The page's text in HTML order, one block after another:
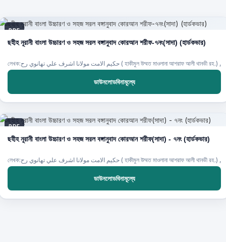
PDF
ছহীহ নূরানী বাংলা উচ্চারণ ও সহজ সরল বঙ্গানুবাদ কোরআন শরীফ-৭নং(সাদা) (হার্ডকভার)
লেখক:حكيم الامت مولانا اشرف علي تهانوي رح ( হাকীমুল উম্মত মাওলানা আশরাফ আলী থানভী রহ.) ,
ডাউনলোডবিনামূল্যে
PDF
ছহীহ নূরানী বাংলা উচ্চারণ ও সহজ সরল বঙ্গানুবাদ কোরআন শরীফ(সাদা) - ৭নং (হার্ডকভার)
লেখক:حكيم الامت مولانا اشرف علي تهانوي رح ( হাকীমুল উম্মত মাওলানা আশরাফ আলী থানভী রহ.) ,
ডাউনলোডবিনামূল্যে